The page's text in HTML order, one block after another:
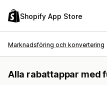
Shopify App Store
Marknadsföring och konvertering
Alla rabattappar med